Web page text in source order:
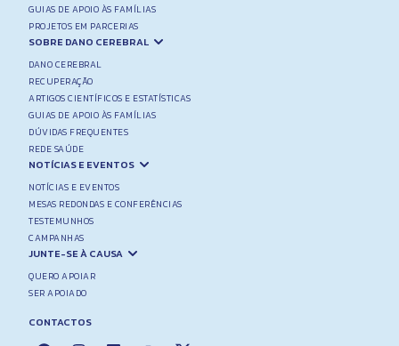
GUIAS DE APOIO ÀS FAMÍLIAS
PROJETOS EM PARCERIAS
SOBRE DANO CEREBRAL
DANO CEREBRAL
RECUPERAÇÃO
ARTIGOS CIENTÍFICOS E ESTATÍSTICAS
GUIAS DE APOIO ÀS FAMÍLIAS
DÚVIDAS FREQUENTES
REDE SAÚDE
NOTÍCIAS E EVENTOS
NOTÍCIAS E EVENTOS
MESAS REDONDAS E CONFERÊNCIAS
TESTEMUNHOS
CAMPANHAS
JUNTE-SE À CAUSA
QUERO APOIAR
SER APOIADO
CONTACTOS